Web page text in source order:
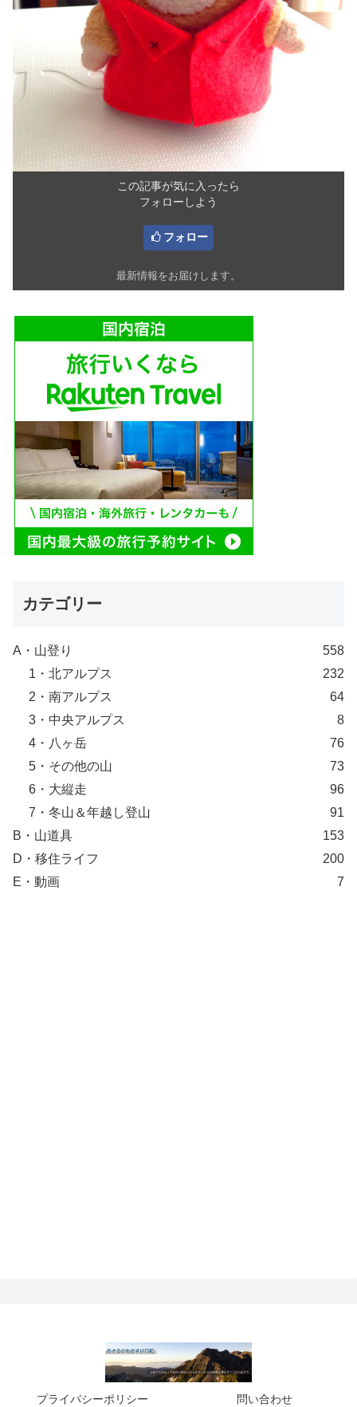
この記事が気に入ったら
フォローしよう
フォロー
最新情報をお届けします。
カテゴリー
A・山登り
558
1・北アルプス
232
2・南アルプス
64
3・中央アルプス
8
4・八ヶ岳
76
5・その他の山
73
6・大縦走
96
7・冬山＆年越し登山
91
B・山道具
153
D・移住ライフ
200
E・動画
7
プライバシーポリシー
問い合わせ